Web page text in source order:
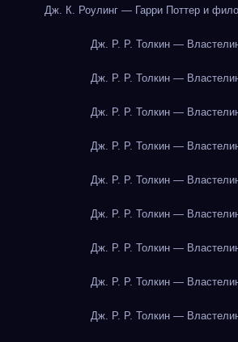
Дж. К. Роулинг — Гарри Поттер и
Дж. Р. Р. Толкин —
Дж. Р. Р. Толкин —
Дж. Р. Р. Толкин —
Дж. Р. Р. Толкин —
Дж. Р. Р. Толкин —
Дж. Р. Р. Толкин —
Дж. Р. Р. Толкин —
Дж. Р. Р. Толкин —
Дж. Р. Р. Толкин —